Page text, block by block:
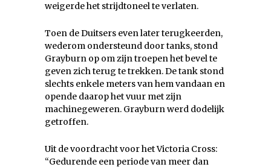
weigerde het strijdtoneel te verlaten.
Toen de Duitsers even later terugkeerden,
wederom ondersteund door tanks, stond
Grayburn op om zijn troepen het bevel te
geven zich terug te trekken. De tank stond
slechts enkele meters van hem vandaan en
opende daarop het vuur met zijn
machinegeweren. Grayburn werd dodelijk
getroffen.
Uit de voordracht voor het Victoria Cross:
“Gedurende een periode van meer dan